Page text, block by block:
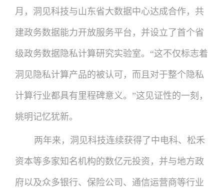
月，洞见科技与山东省大数据中心达成合作，共
建政务数据能力开放服务平台，并设立了首个省
级政务数据隐私计算研究实验室。“这不仅标志着
洞见隐私计算产品的被认可，而且对于整个隐私
计算行业都具有里程碑意义。”这见证性的一刻，
姚明记忆犹新。
两年来，洞见科技连续获得了中电科、松禾
资本等多家知名机构的数亿元投资，并与地方政
府以及众多银行、保险公司、通信运营商等行业